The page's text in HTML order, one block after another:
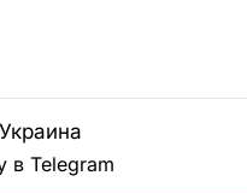
Украина
в Telegram